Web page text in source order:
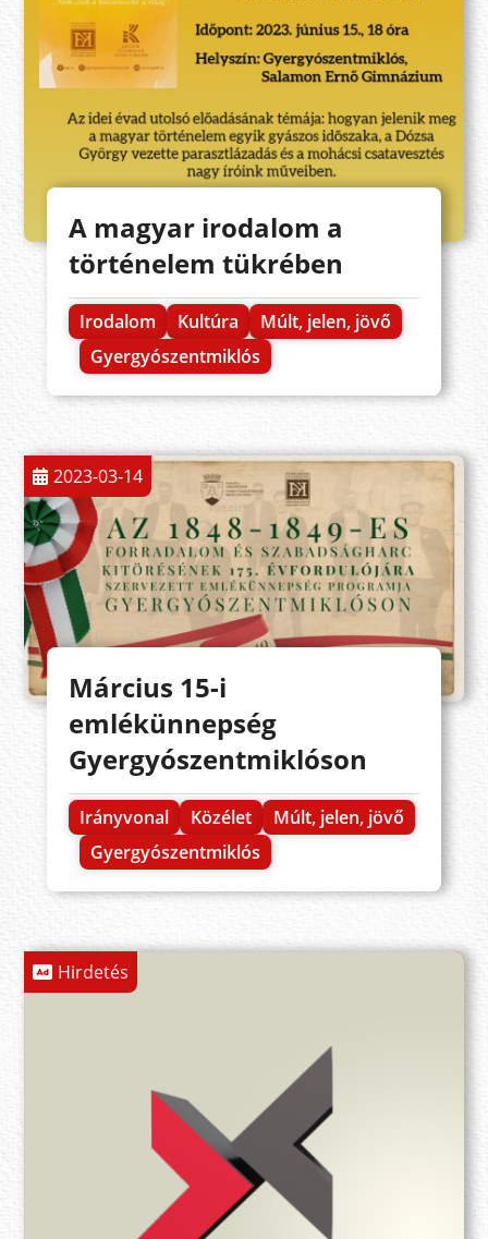
A magyar irodalom a
történelem tükrében
Irodalom Kultúra
Múlt, jelen, jövő
Gyergyószentmiklós
2023-03-14
Március 15-i
emlékünnepség
Gyergyószentmiklóson
Irányvonal Közélet
Múlt, jelen, jövő
Gyergyószentmiklós
Hirdetés